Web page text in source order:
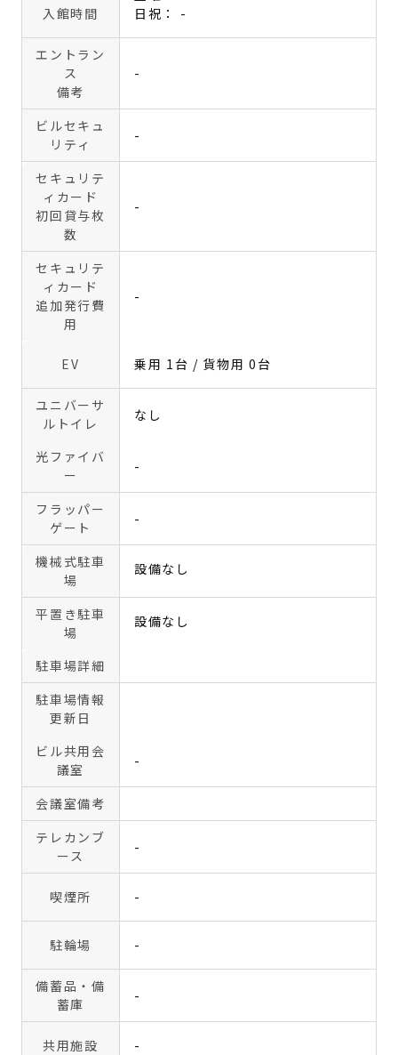
入館時間
日祝： -
エントラン
ス
備考
-
ビルセキュ
リティ
-
セキュリテ
ィカード
初回貸与枚
数
-
セキュリテ
ィカード
追加発行費
用
-
EV 乗用 1台 / 貨物用 0台
ユニバーサ
ルトイレ
なし
光ファイバ
ー
-
フラッパー
ゲート
-
機械式駐車
場
設備なし
平置き駐車
場
設備なし
駐車場詳細
駐車場情報
更新日
ビル共用会
議室
-
会議室備考
テレカンブ
ース
-
喫煙所 -
駐輪場 -
備蓄品・備
蓄庫
-
共用施設 -